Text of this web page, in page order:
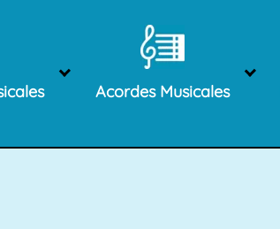
Acordes Musicales